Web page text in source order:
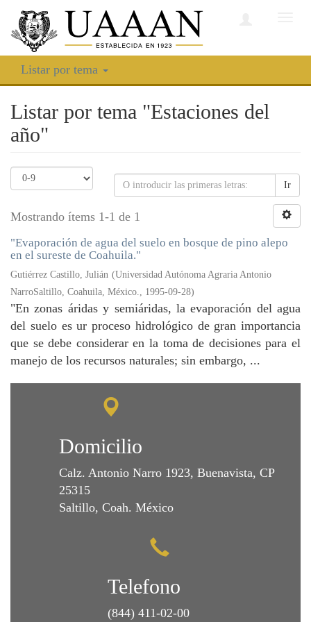
Listar por tema
Listar por tema "Estaciones del
año"
Ir
Mostrando ítems 1-1 de 1
"Evaporación de agua del suelo en bosque de pino alepo
en el sureste de Coahuila."
Gutiérrez Castillo, Julián (Universidad Autónoma Agraria Antonio
NarroSaltillo, Coahuila, México., 1995-09-28)
"En zonas áridas y semiáridas, la evaporación del agua
del suelo es ur proceso hidrológico de gran importancia
que se debe considerar en la toma de decisiones para el
manejo de los recursos naturales; sin embargo, ...
Domicilio
Calz. Antonio Narro 1923, Buenavista, CP
25315
Saltillo, Coah. México
Telefono
(844) 411-02-00